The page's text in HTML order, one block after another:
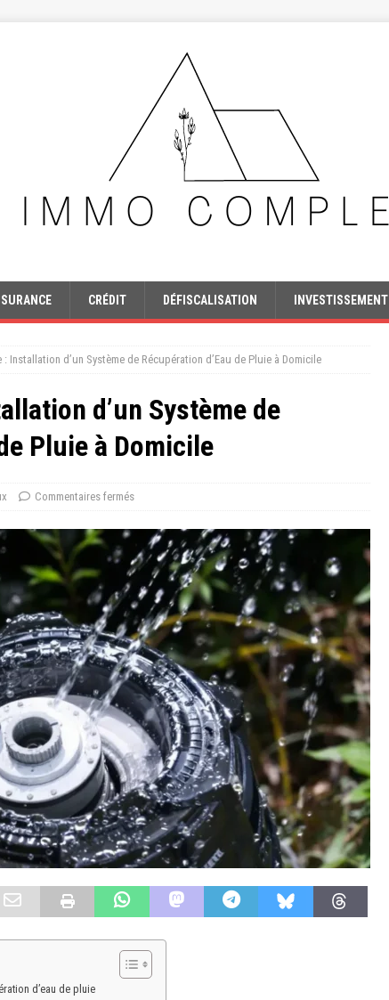
CRÉDIT DÉFISCALISATION INVESTISSEMENT
Installation d’un Système de Récupération d’Eau de Pluie à Domicile
d’un Système de
Pluie à Domicile
Commentaires fermés
d’eau de pluie